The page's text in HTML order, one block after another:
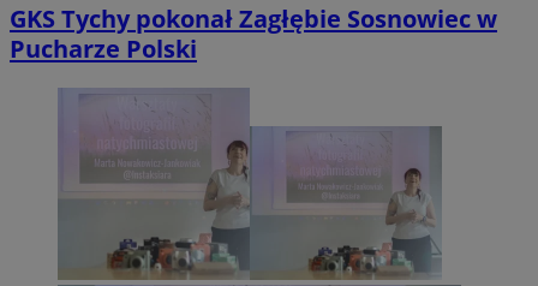
GKS Tychy pokonał Zagłębie Sosnowiec w
Pucharze Polski